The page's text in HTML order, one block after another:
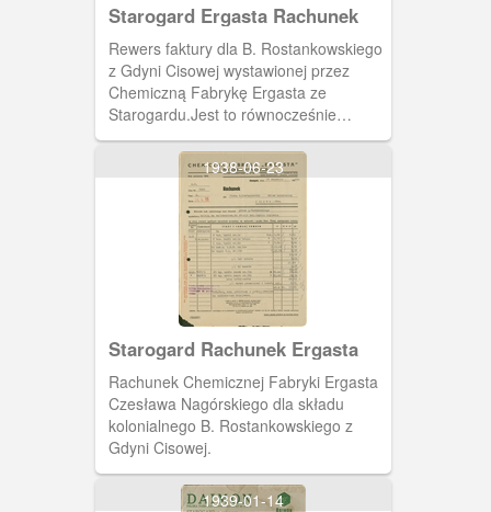
Starogard Ergasta Rachunek
Rewers faktury dla B. Rostankowskiego
z Gdyni Cisowej wystawionej przez
Chemiczną Fabrykę Ergasta ze
Starogardu.Jest to równocześnie
reklama produktów fabryki.
1938-06-23
Starogard Rachunek Ergasta
Rachunek Chemicznej Fabryki Ergasta
Czesława Nagórskiego dla składu
kolonialnego B. Rostankowskiego z
Gdyni Cisowej.
1939-01-14